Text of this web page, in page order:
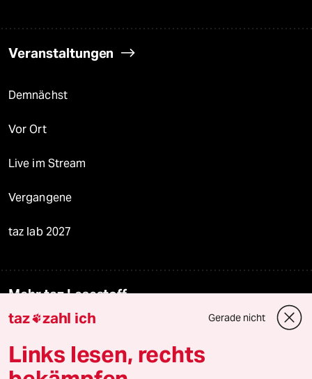
Veranstaltungen
Demnächst
Vor Ort
Live im Stream
Vergangene
taz lab 2027
Mehr taz Lesestoff
taz FUTURZWEI
taz zahl ich Gerade nicht
Links lesen, rechts